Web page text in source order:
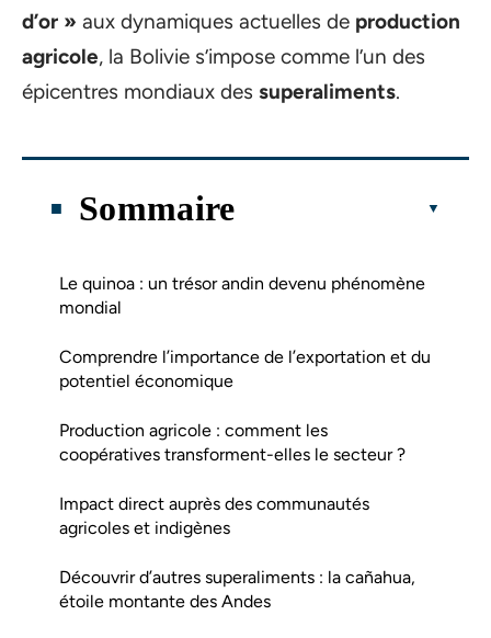
d’or » aux dynamiques actuelles de production
agricole, la Bolivie s’impose comme l’un des
épicentres mondiaux des superaliments.
Sommaire
Le quinoa : un trésor andin devenu phénomène
mondial
Comprendre l’importance de l’exportation et du
potentiel économique
Production agricole : comment les
coopératives transforment-elles le secteur ?
Impact direct auprès des communautés
agricoles et indigènes
Découvrir d’autres superaliments : la cañahua,
étoile montante des Andes